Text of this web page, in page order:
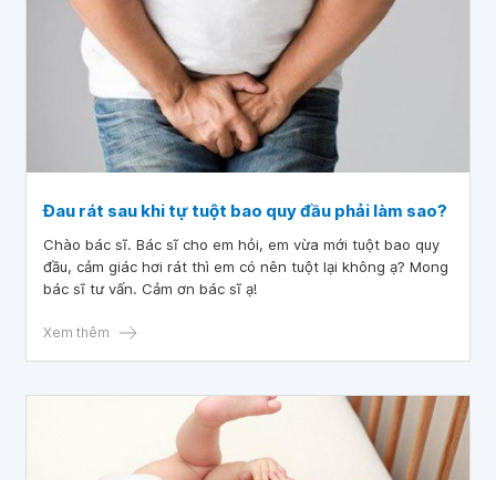
Đau rát sau khi tự tuột bao quy đầu phải làm sao?
Chào bác sĩ. Bác sĩ cho em hỏi, em vừa mới tuột bao quy
đầu, cảm giác hơi rát thì em có nên tuột lại không ạ? Mong
bác sĩ tư vấn. Cảm ơn bác sĩ ạ!
Xem thêm